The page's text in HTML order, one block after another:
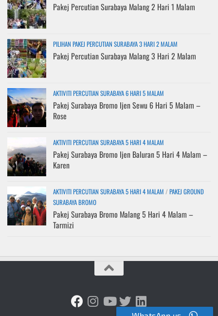
Pakej Percutian Surabaya Malang 2 Hari 1 Malam
PILIHAN PAKEJ PERCUTIAN SURABAYA 3 HARI 2 MALAM
Pakej Percutian Surabaya Malang 3 Hari 2 Malam
AKTIVITI PERCUTIAN SURABAYA 6 HARI 5 MALAM
Pakej Surabaya Bromo Ijen Sewu 6 Hari 5 Malam –
Rose
AKTIVITI PERCUTIAN SURABAYA 5 HARI 4 MALAM
Pakej Surabaya Bromo Ijen Baluran 5 Hari 4 Malam –
Karen
AKTIVITI PERCUTIAN SURABAYA 5 HARI 4 MALAM / PAKEJ GROUND
SURABAYA BROMO
Pakej Surabaya Bromo Malang 5 Hari 4 Malam –
Tarmizi